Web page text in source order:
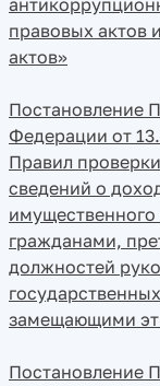
правовых актов
актов»
Постановление
Федерации от
Правил
сведений о
имущественного
гражданами,
должностей
замещающими
Постановление